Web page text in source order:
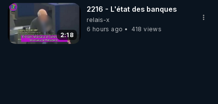
2:18
2216 - L'état des banques
relais-x
6 hours ago
418 views